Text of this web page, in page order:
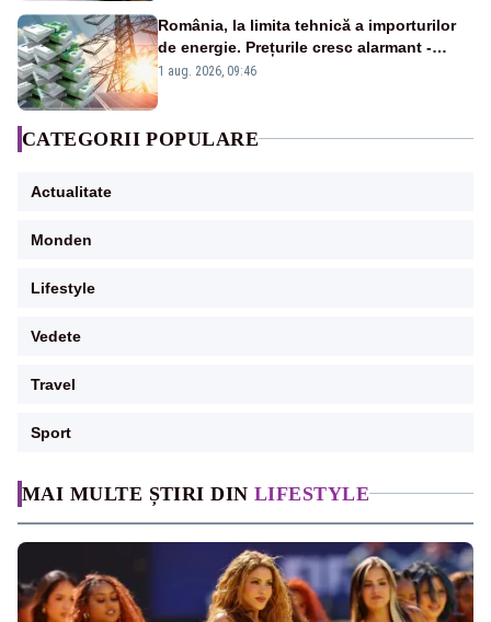
MAI MULTE ȘTIRI DIN LIFESTYLE
România, la limita tehnică a importurilor
de energie. Prețurile cresc alarmant -
Analiză Realitatea Plus
1 aug. 2026, 09:46
CATEGORII POPULARE
Actualitate
Monden
Lifestyle
Vedete
Travel
Sport